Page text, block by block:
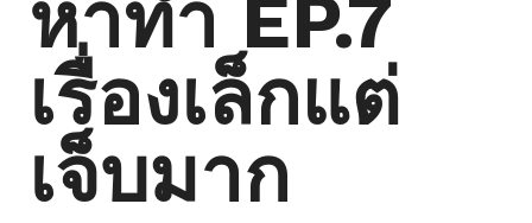
หาทำ EP.7
เรื่องเล็กแต่
เจ็บมาก